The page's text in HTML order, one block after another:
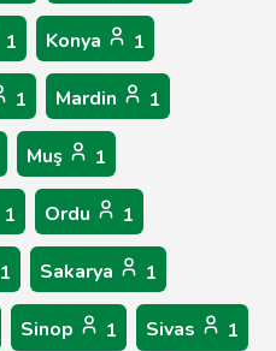
1 Konya 1
1 Mardin 1
Muş 1
1 Ordu 1
1 Sakarya 1
Sinop 1 Sivas 1